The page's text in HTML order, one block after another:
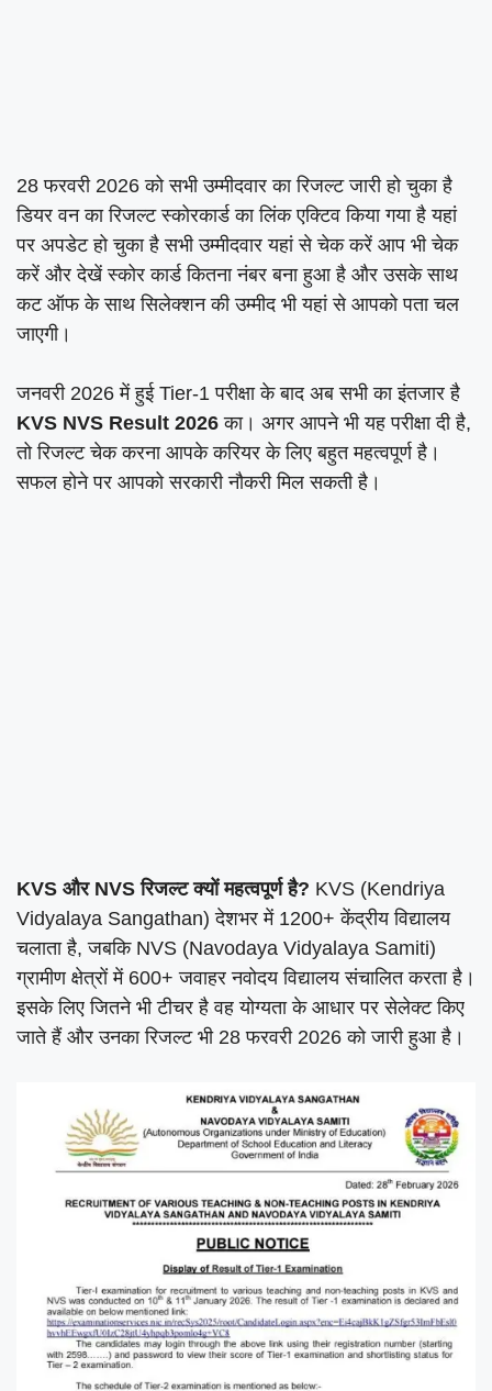
28 फरवरी 2026 को सभी उम्मीदवार का रिजल्ट जारी हो चुका है
डियर वन का रिजल्ट स्कोरकार्ड का लिंक एक्टिव किया गया है यहां
पर अपडेट हो चुका है सभी उम्मीदवार यहां से चेक करें आप भी चेक
करें और देखें स्कोर कार्ड कितना नंबर बना हुआ है और उसके साथ
कट ऑफ के साथ सिलेक्शन की उम्मीद भी यहां से आपको पता चल
जाएगी।
जनवरी 2026 में हुई Tier-1 परीक्षा के बाद अब सभी का इंतजार है
KVS NVS Result 2026 का। अगर आपने भी यह परीक्षा दी है,
तो रिजल्ट चेक करना आपके करियर के लिए बहुत महत्वपूर्ण है।
सफल होने पर आपको सरकारी नौकरी मिल सकती है।
KVS और NVS रिजल्ट क्यों महत्वपूर्ण है? KVS (Kendriya
Vidyalaya Sangathan) देशभर में 1200+ केंद्रीय विद्यालय
चलाता है, जबकि NVS (Navodaya Vidyalaya Samiti)
ग्रामीण क्षेत्रों में 600+ जवाहर नवोदय विद्यालय संचालित करता है।
इसके लिए जितने भी टीचर है वह योग्यता के आधार पर सेलेक्ट किए
जाते हैं और उनका रिजल्ट भी 28 फरवरी 2026 को जारी हुआ है।